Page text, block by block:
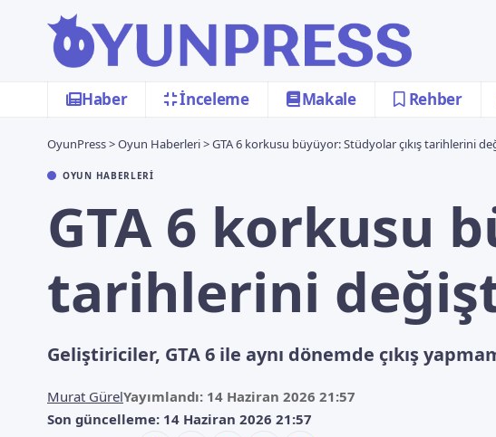
Haber İnceleme Makale Rehber
OyunPress>Oyun Haberleri>GTA 6 korkusu büyüyor: Stüdyolar çıkış tarihlerini
OYUN HABERLERI
GTA 6 korkusu
tarihlerini
Geliştiriciler, GTA 6 ile aynı dönemde çıkış
Son güncelleme: 14 Haziran 2026 21:57
Murat GürelYayımlandı: 14 Haziran 2026 21:57